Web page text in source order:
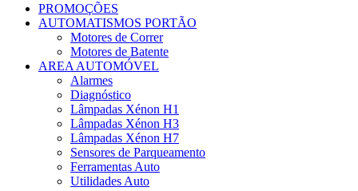
PROMOÇÕES
AUTOMATISMOS PORTÃO
Motores de Correr
Motores de Batente
AREA AUTOMÓVEL
Alarmes
Diagnóstico
Lâmpadas Xénon H1
Lâmpadas Xénon H3
Lâmpadas Xénon H7
Sensores de Parqueamento
Ferramentas Auto
Utilidades Auto